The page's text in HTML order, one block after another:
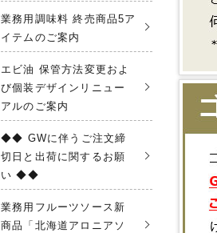
業務用調味料 終売商品5ア
イテムのご案内
エビ油 保管方法変更およ
び個装デザインリニュー
アルのご案内
◆◆ GWに伴うご注文締
切日と出荷に関するお願
い ◆◆
業務用フルーツソース新
商品「北海道アロニアソ